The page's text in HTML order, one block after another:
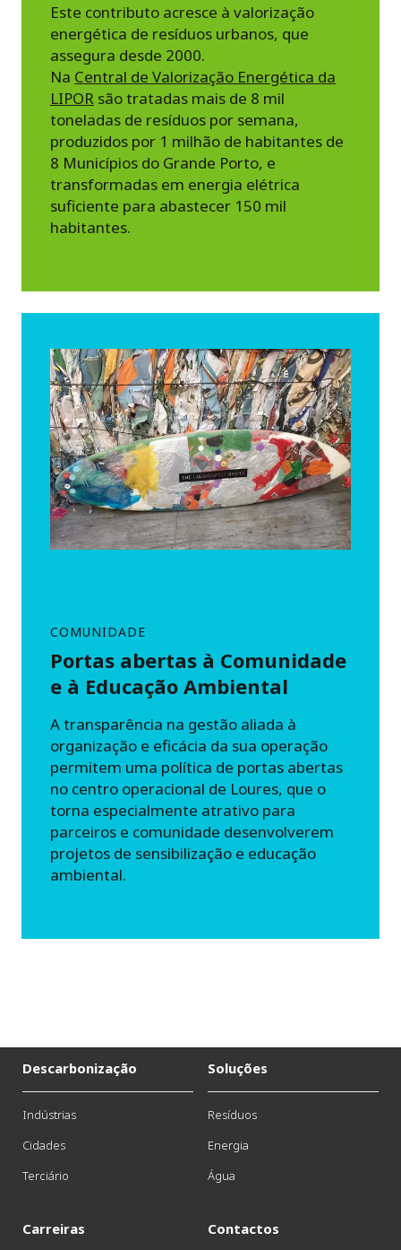
Este contributo acresce à valorização
energética de resíduos urbanos, que
assegura desde 2000.
Na Central de Valorização Energética da
LIPOR são tratadas mais de 8 mil
toneladas de resíduos por semana,
produzidos por 1 milhão de habitantes de
8 Municípios do Grande Porto, e
transformadas em energia elétrica
suficiente para abastecer 150 mil
habitantes.
COMUNIDADE
Portas abertas à Comunidade
e à Educação Ambiental
A transparência na gestão aliada à
organização e eficácia da sua operação
permitem uma política de portas abertas
no centro operacional de Loures, que o
torna especialmente atrativo para
parceiros e comunidade desenvolverem
projetos de sensibilização e educação
ambiental.
Descarbonização
Indústrias
Cidades
Terciário
Soluções
Resíduos
Energia
Água
Carreiras Contactos